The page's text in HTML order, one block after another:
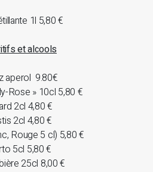
1l 5,80 €
et alcools
aperol 9.80€
Rose » 10cl 5,80 €
2cl 4,80 €
2cl 4,80 €
Rouge 5 cl) 5,80 €
5cl 5,80 €
25cl 8,00 €